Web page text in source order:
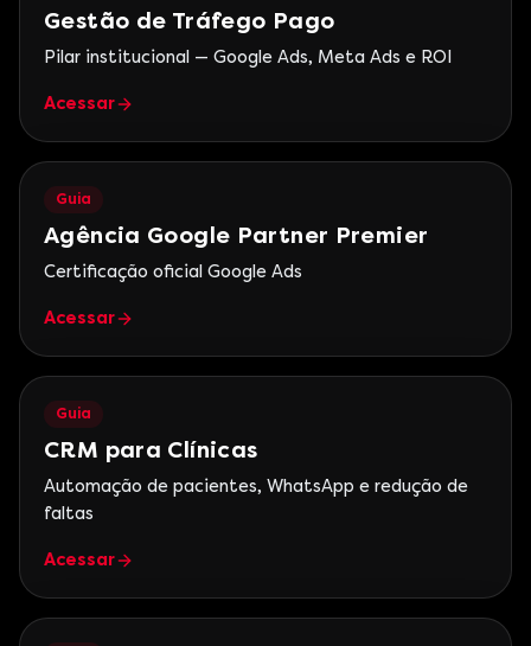
Gestão de Tráfego Pago
Pilar institucional — Google Ads, Meta Ads e ROI
Acessar
Guia
Agência Google Partner Premier
Certificação oficial Google Ads
Acessar
Guia
CRM para Clínicas
Automação de pacientes, WhatsApp e redução de
faltas
Acessar